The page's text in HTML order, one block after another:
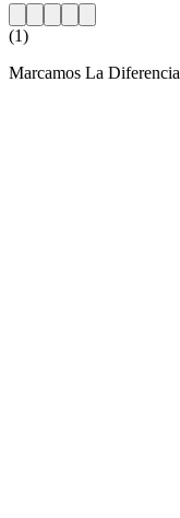
(1)
Marcamos La Diferencia